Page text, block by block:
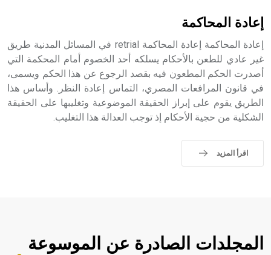
إعادة المحاكمة
إعادة المحاكمة إعادة المحاكمة retrial في المسائل المدنية طريق
غير عادي للطعن بالأحكام يسلكه أحد الخصوم أمام المحكمة التي
أصدرت الحكم المطعون فيه بقصد الرجوع عن هذا الحكم ويسمى،
في قانون المرافعات المصري، التماس إعادة النظر. وأساس هذا
الطريق يقوم على إبراز الحقيقة الموضوعية وتغليبها على الحقيقة
الشكلية من حجية الأحكام إذ توجب العدالة هذا التغليب.
اقرأ المزيد
المجلدات الصادرة عن الموسوعة